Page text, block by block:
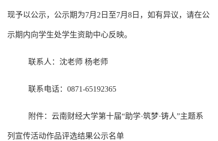
现予以公示，公示期为7月2日至7月8日，如有异议，请在公
示期内向学生处学生资助中心反映。
联系人：沈老师 杨老师
联系电话：0871-65192365
附件：云南财经大学第十届“助学·筑梦·铸人”主题系
列宣传活动作品评选结果公示名单